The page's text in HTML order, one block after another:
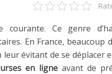
Ce genre
En France, beaucoup
évitant de se déplacer
en ligne avant de